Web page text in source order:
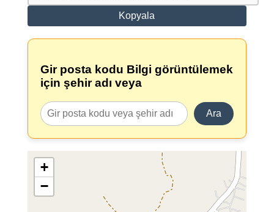
Kopyala
Gir posta kodu Bilgi görüntülemek
için şehir adı veya
Ara
+
−